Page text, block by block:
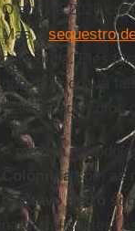
O ano de 2026
Mas osequestro
para o dia. Eles
que relacionava
classificado como
A mesma
Colômbiacom as
Gustavo Petro
narcotraficantes.